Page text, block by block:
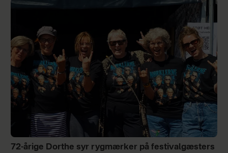
72-årige Dorthe syr rygmærker på festivalgæsters